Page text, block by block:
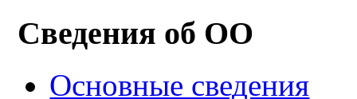
Сведения об ОО
Основные сведения